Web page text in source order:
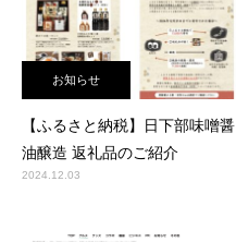
お知らせ
【ふるさと納税】日下部味噌醤
油醸造 返礼品のご紹介
2024.12.03